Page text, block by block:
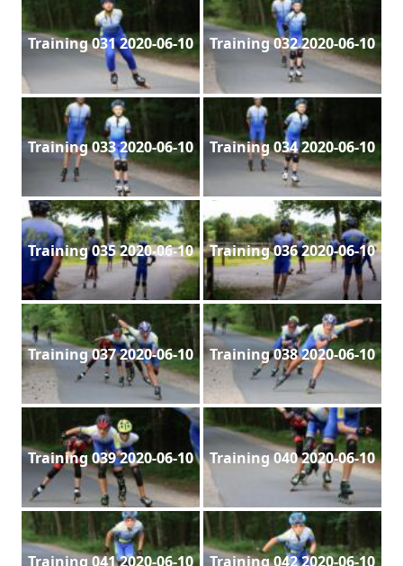
Training 031 2020-06-10 Training 032 2020-06-10
Training 033 2020-06-10 Training 034 2020-06-10
Training 035 2020-06-10 Training 036 2020-06-10
Training 037 2020-06-10 Training 038 2020-06-10
Training 039 2020-06-10 Training 040 2020-06-10
Training 041 2020-06-10 Training 042 2020-06-10